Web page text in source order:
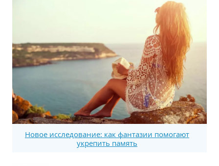
Новое исследование: как фантазии помогают
укрепить память